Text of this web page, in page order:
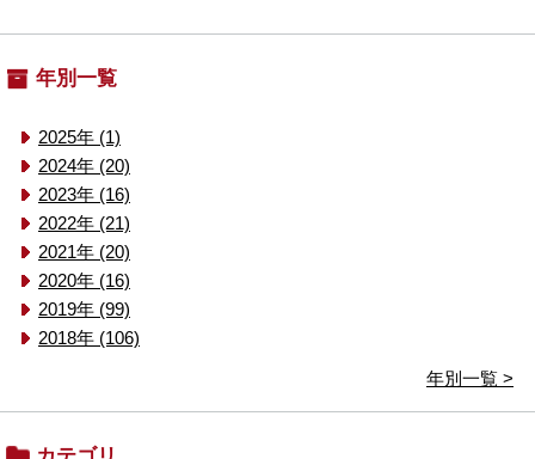
年別一覧
2025年 (1)
2024年 (20)
2023年 (16)
2022年 (21)
2021年 (20)
2020年 (16)
2019年 (99)
2018年 (106)
年別一覧 >